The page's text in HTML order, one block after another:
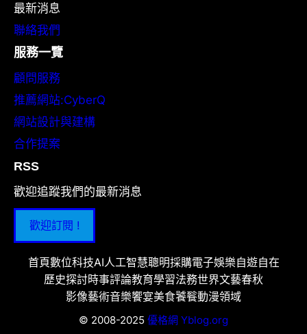
最新消息
聯絡我們
服務一覽
顧問服務
推薦網站:CyberQ
網站設計與建構
合作提案
RSS
歡迎追蹤我們的最新消息
歡迎訂閱 !
首頁數位科技AI人工智慧聰明採購電子娛樂自遊自在
歷史探討時事評論教育學習法務世界文藝春秋
影像藝術音樂饗宴美食饕餮動漫領域
© 2008-2025 優格網 Yblog.org